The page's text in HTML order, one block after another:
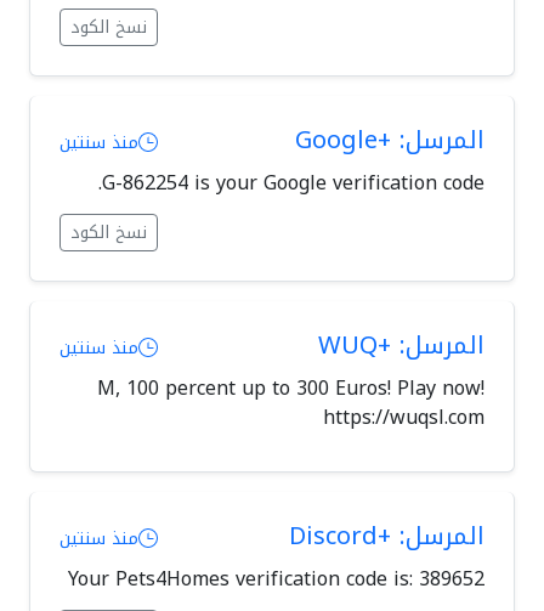
نسخ الكود
المرسل: +Google منذ سنتين
G-862254 is your Google verification code.
نسخ الكود
المرسل: +WUQ منذ سنتين
M, 100 percent up to 300 Euros! Play now!
https://wuqsl.com
المرسل: +Discord منذ سنتين
Your Pets4Homes verification code is: 389652